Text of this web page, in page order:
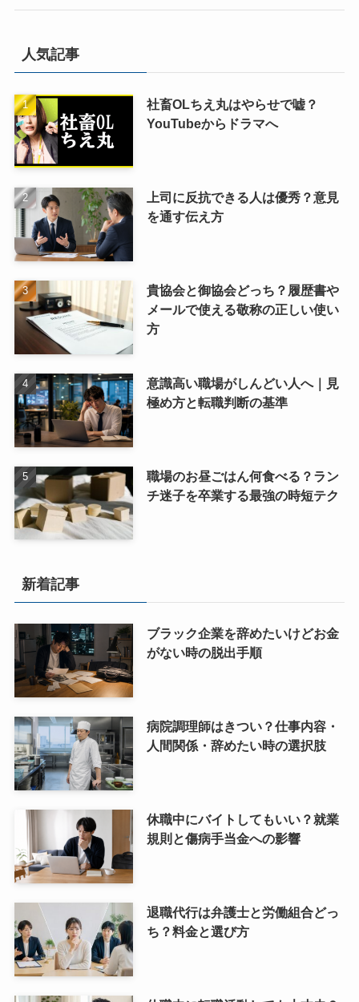
人気記事
社畜OLちえ丸はやらせで嘘？
YouTubeからドラマへ
上司に反抗できる人は優秀？意見
を通す伝え方
貴協会と御協会どっち？履歴書や
メールで使える敬称の正しい使い
方
意識高い職場がしんどい人へ｜見
極め方と転職判断の基準
職場のお昼ごはん何食べる？ラン
チ迷子を卒業する最強の時短テク
新着記事
ブラック企業を辞めたいけどお金
がない時の脱出手順
病院調理師はきつい？仕事内容・
人間関係・辞めたい時の選択肢
休職中にバイトしてもいい？就業
規則と傷病手当金への影響
退職代行は弁護士と労働組合どっ
ち？料金と選び方